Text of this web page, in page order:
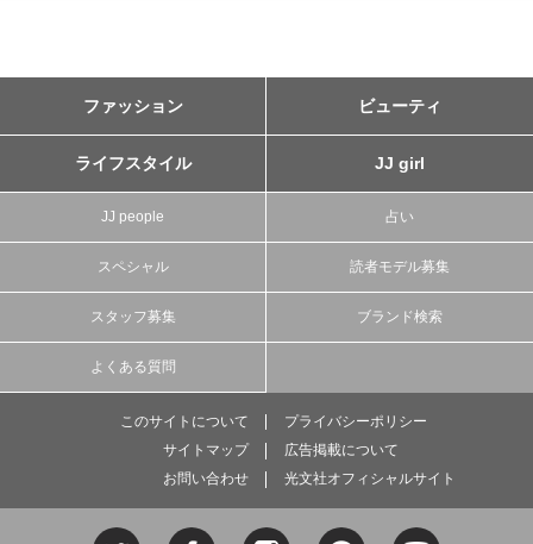
ファッション ビューティ
ライフスタイル JJ girl
JJ people 占い
スペシャル 読者モデル募集
スタッフ募集 ブランド検索
よくある質問
このサイトについて
プライバシーポリシー
サイトマップ
広告掲載について
お問い合わせ
光文社オフィシャルサイト